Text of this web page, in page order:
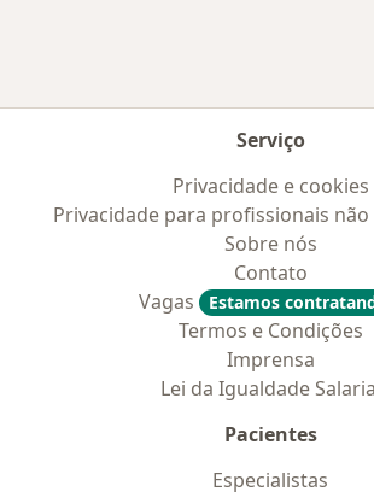
Serviço
Privacidade e cookies
Privacidade para profissionais
Sobre nós
Contato
Vagas
Estamos
Termos e Condições
Imprensa
Lei da Igualdade
Pacientes
Especialistas